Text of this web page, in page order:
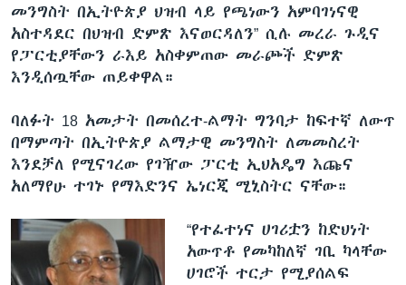
መንግስት በኢትዮጵያ ህዝብ ላይ የጫነውን አምባገነናዊ
አስተዳደር በህዝብ ድምጽ እናወርዳለን” ሲሉ መረራ ጉዲና
የፓርቲያቸውን ራእይ አስቀምጠው መራጮች ድምጽ
እንዲሰጧቸው ጠይቀዋል።
ባለፉት 18 አመታት በመሰረተ-ልማት ግንባታ ከፍተኛ ለውጥ
በማምጣት በኢትዮጵያ ልማታዊ መንግስት ለመመስረት
እንደቻለ የሚናገረው የገዥው ፓርቲ ኢህአዴግ እጩና
አለማየሁ ተገኑ የማእድንና ኤነርጂ ሚኒስትር ናቸው።
“የተፈተነና ሀገሪቷን ከድህነት
አውጥቶ የመካከለኛ ገቢ ካላቸው
ሀገሮች ተርታ የሚያሰልፍ